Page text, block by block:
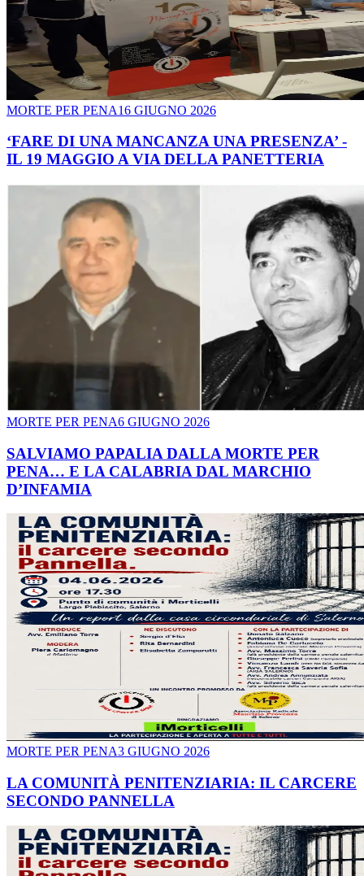
MORTE PER PENA16 GIUGNO 2026
‘FARE DI UNA MANCANZA UNA PRESENZA’ -
IL 19 MAGGIO A VIA DELLA PANETTERIA
MORTE PER PENA6 GIUGNO 2026
SALVIAMO PAPALIA DALLA MORTE PER
PENA… E LA CALABRIA DAL MARCHIO
D’INFAMIA
MORTE PER PENA3 GIUGNO 2026
LA COMUNITÀ PENITENZIARIA: IL CARCERE
SECONDO PANNELLA